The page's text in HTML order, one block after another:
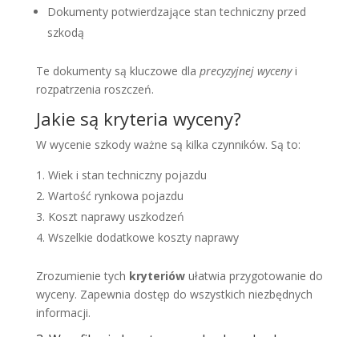
Dokumenty potwierdzające stan techniczny przed
szkodą
Te dokumenty są kluczowe dla precyzyjnej wycenyi
rozpatrzenia roszczeń.
Jakie są kryteria wyceny?
W wycenie szkody ważne są kilka czynników. Są to:
Wiek i stan techniczny pojazdu
Wartość rynkowa pojazdu
Koszt naprawy uszkodzeń
Wszelkie dodatkowe koszty naprawy
Zrozumienie tych kryteriówułatwia przygotowanie do
wyceny. Zapewnia dostęp do wszystkich niezbędnych
informacji.